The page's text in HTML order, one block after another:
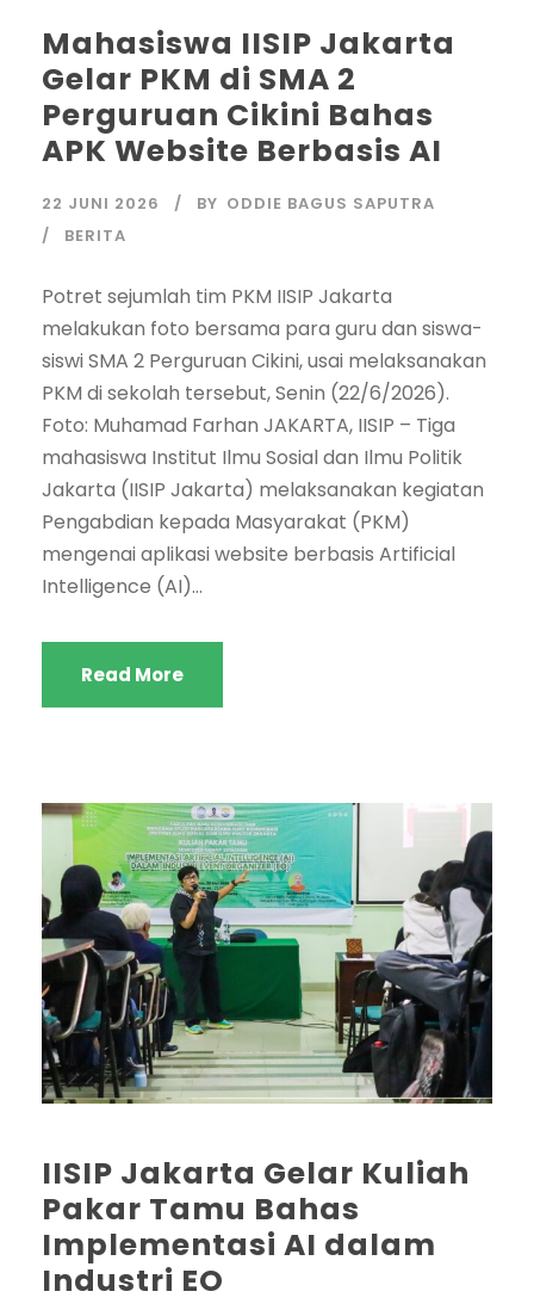
Mahasiswa IISIP Jakarta
Gelar PKM di SMA 2
Perguruan Cikini Bahas
APK Website Berbasis AI
22 JUNI 2026 BY ODDIE BAGUS SAPUTRA
BERITA
Potret sejumlah tim PKM IISIP Jakarta
melakukan foto bersama para guru dan siswa-
siswi SMA 2 Perguruan Cikini, usai melaksanakan
PKM di sekolah tersebut, Senin (22/6/2026).
Foto: Muhamad Farhan JAKARTA, IISIP – Tiga
mahasiswa Institut Ilmu Sosial dan Ilmu Politik
Jakarta (IISIP Jakarta) melaksanakan kegiatan
Pengabdian kepada Masyarakat (PKM)
mengenai aplikasi website berbasis Artificial
Intelligence (AI)...
Read More
IISIP Jakarta Gelar Kuliah
Pakar Tamu Bahas
Implementasi AI dalam
Industri EO